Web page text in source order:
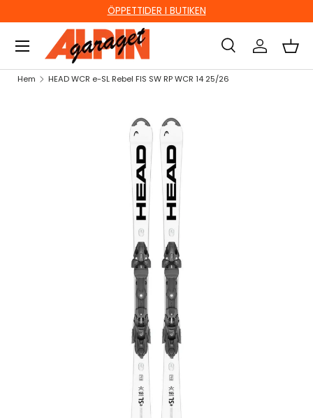
HOPPA TILL INNEHÅLL
ÖPPETTIDER I BUTIKEN
Sök
Sök
Sök Logga inKorg
Hem HEAD WCR e-SL Rebel FIS SW RP WCR 14 25/26
HOPPA TILL PRODUKTINFORMATION